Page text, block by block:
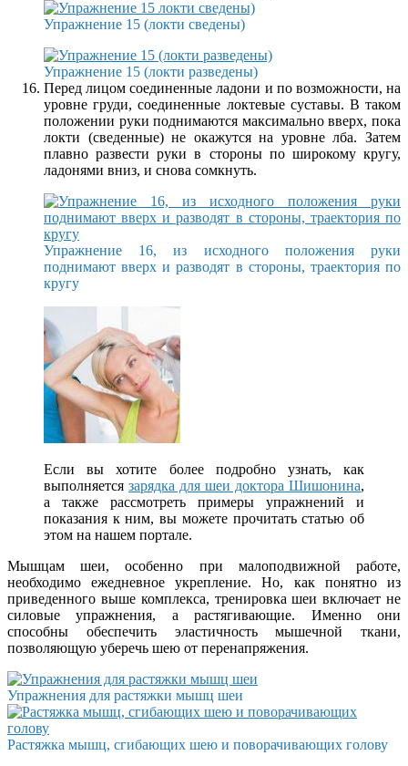
Упражнение 15 (локти сведены)
Упражнение 15 (локти разведены)
Перед лицом соединенные ладони и по возможности, на
уровне груди, соединенные локтевые суставы. В таком
положении руки поднимаются максимально вверх, пока
локти (сведенные) не окажутся на уровне лба. Затем
плавно развести руки в стороны по широкому кругу,
ладонями вниз, и снова сомкнуть.
Упражнение 16, из исходного положения руки
поднимают вверх и разводят в стороны, траектория по
кругу
Если вы хотите более подробно узнать, как
выполняется зарядка для шеи доктора Шишонина,
а также рассмотреть примеры упражнений и
показания к ним, вы можете прочитать статью об
этом на нашем портале.
Мышцам шеи, особенно при малоподвижной работе,
необходимо ежедневное укрепление. Но, как понятно из
приведенного выше комплекса, тренировка шеи включает не
силовые упражнения, а растягивающие. Именно они
способны обеспечить эластичность мышечной ткани,
позволяющую уберечь шею от перенапряжения.
Упражнения для растяжки мышц шеи
Растяжка мышц, сгибающих шею и поворачивающих голову